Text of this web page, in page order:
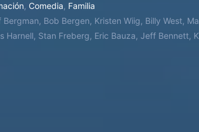
, Comedia, Familia
Bergman, Bob Bergen, Kristen Wiig, Billy West,
Harnell, Stan Freberg, Eric Bauza, Jeff Bennett,